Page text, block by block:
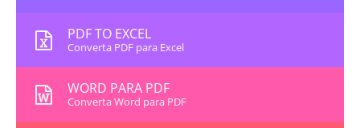
PDF TO EXCEL
Converta PDF para Excel
WORD PARA PDF
Converta Word para PDF